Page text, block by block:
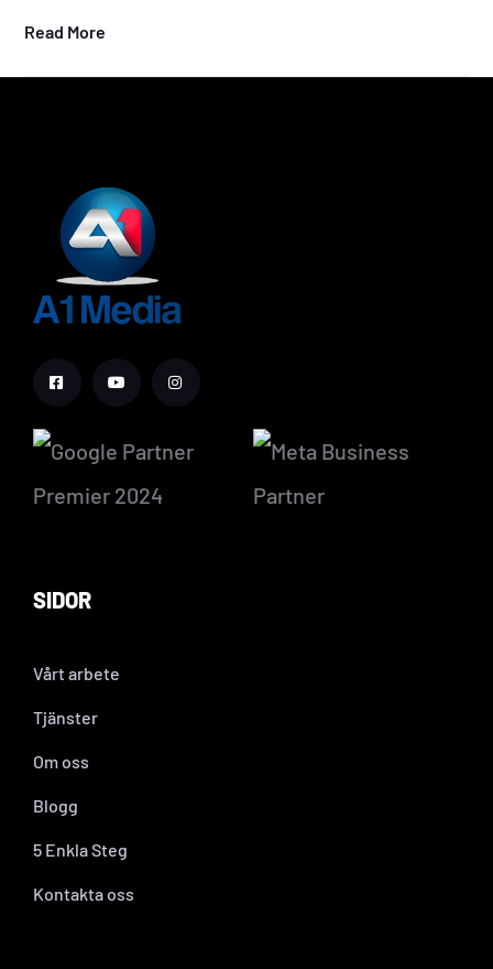
Read More
SIDOR
Vårt arbete
Tjänster
Om oss
Blogg
5 Enkla Steg
Kontakta oss